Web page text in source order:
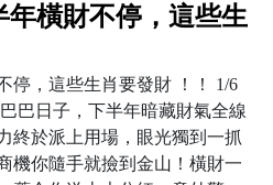
年橫財不停，這些生
停，這些生肖要發財 ！！ 1/6
巴日子，下半年暗藏財氣全線
終於派上用場，眼光獨到一抓
機你隨手就撿到金山！橫財一